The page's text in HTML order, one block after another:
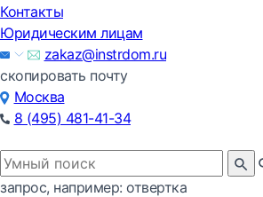
Контакты
Юридическим лицам
zakaz@instrdom.ru
скопировать почту
Москва
8 (495) 481-41-34
запрос, например: отвертка